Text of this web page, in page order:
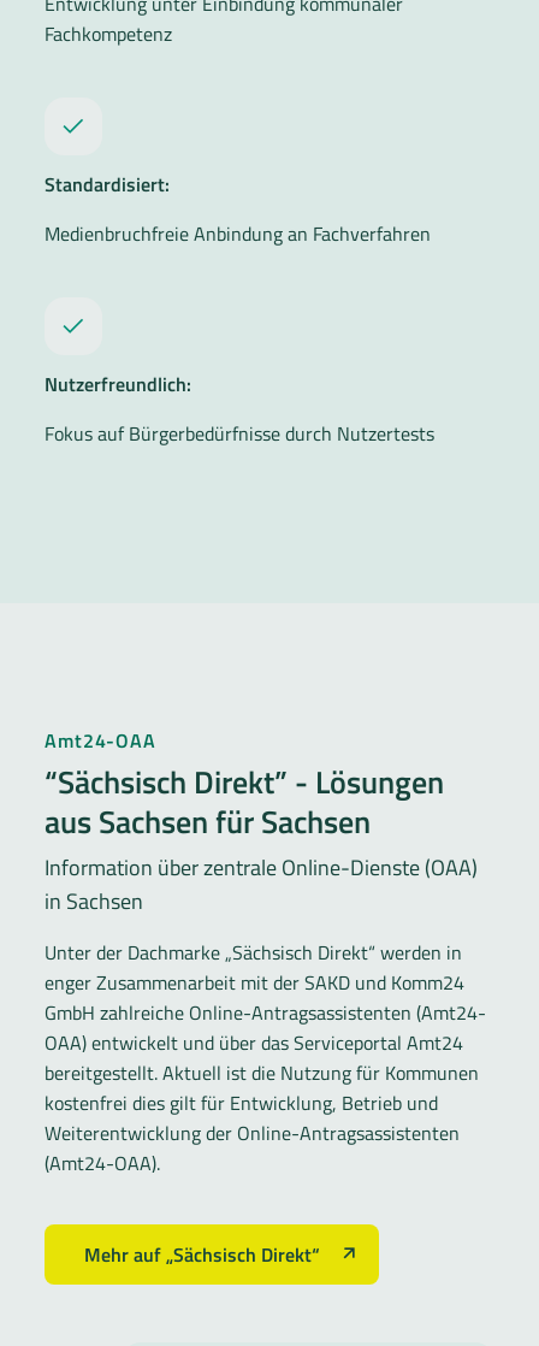
Fachkompetenz
Standardisiert:
Medienbruchfreie Anbindung an Fachverfahren
Nutzerfreundlich:
Fokus auf Bürgerbedürfnisse durch Nutzertests
“Sächsisch Direkt” - Lösungen
aus Sachsen für Sachsen
Information über zentrale Online-Dienste (OAA)
in Sachsen
Amt24-OAA
Unter der Dachmarke „Sächsisch Direkt“ werden in
enger Zusammenarbeit mit der SAKD und Komm24
GmbH zahlreiche Online-Antragsassistenten (Amt24-
OAA) entwickelt und über das Serviceportal Amt24
bereitgestellt. Aktuell ist die Nutzung für Kommunen
kostenfrei dies gilt für Entwicklung, Betrieb und
Weiterentwicklungder Online-Antragsassistenten
(Amt24-OAA).
Mehr auf „Sächsisch Direkt“